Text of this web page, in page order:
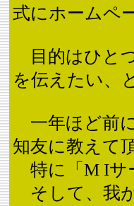
式にホームペ
目的はひと
を伝えたい、
一年ほど前
知友に教えて
特に「M Iサ
そして、我